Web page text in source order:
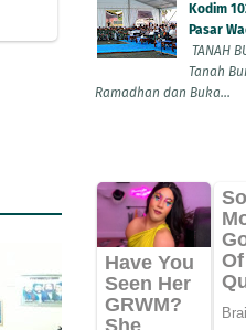
Kodim
Pasar
TANAH
Tanah
Ramadhan dan Buka...